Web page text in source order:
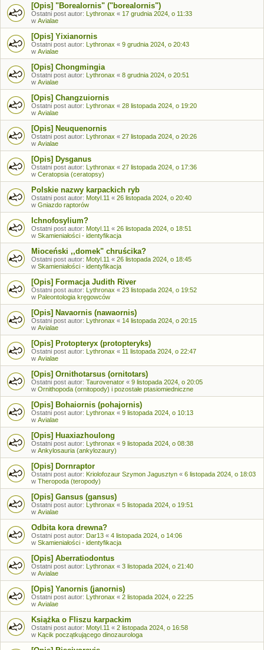
[Opis] "Borealornis" ("borealornis")
Ostatni post autor: Lythronax « 17 grudnia 2024, o 11:33
w Avialae
[Opis] Yixianornis
Ostatni post autor: Lythronax « 9 grudnia 2024, o 20:43
w Avialae
[Opis] Chongmingia
Ostatni post autor: Lythronax « 8 grudnia 2024, o 20:51
w Avialae
[Opis] Changzuiornis
Ostatni post autor: Lythronax « 28 listopada 2024, o 19:20
w Avialae
[Opis] Neuquenornis
Ostatni post autor: Lythronax « 27 listopada 2024, o 20:26
w Avialae
[Opis] Dysganus
Ostatni post autor: Lythronax « 27 listopada 2024, o 17:36
w Ceratopsia (ceratopsy)
Polskie nazwy karpackich ryb
Ostatni post autor: Motyl.11 « 26 listopada 2024, o 20:40
w Gniazdo raptorów
Ichnofosylium?
Ostatni post autor: Motyl.11 « 26 listopada 2024, o 18:51
w Skamieniałości - identyfikacja
Mioceński ,,domek" chruścika?
Ostatni post autor: Motyl.11 « 26 listopada 2024, o 18:45
w Skamieniałości - identyfikacja
[Opis] Formacja Judith River
Ostatni post autor: Lythronax « 23 listopada 2024, o 19:52
w Paleontologia kręgowców
[Opis] Navaornis (nawaornis)
Ostatni post autor: Lythronax « 14 listopada 2024, o 20:15
w Avialae
[Opis] Protopteryx (protopteryks)
Ostatni post autor: Lythronax « 11 listopada 2024, o 22:47
w Avialae
[Opis] Ornithotarsus (ornitotars)
Ostatni post autor: Taurovenator « 9 listopada 2024, o 20:05
w Ornithopoda (ornitopody) i pozostałe ptasiomiedniczne
[Opis] Bohaiornis (pohajornis)
Ostatni post autor: Lythronax « 9 listopada 2024, o 10:13
w Avialae
[Opis] Huaxiazhoulong
Ostatni post autor: Lythronax « 9 listopada 2024, o 08:38
w Ankylosauria (ankylozaury)
[Opis] Dornraptor
Ostatni post autor: Kriolofozaur Szymon Jagusztyn « 6 listopada 2024, o 18:03
w Theropoda (teropody)
[Opis] Gansus (gansus)
Ostatni post autor: Lythronax « 5 listopada 2024, o 19:51
w Avialae
Odbita kora drewna?
Ostatni post autor: Dar13 « 4 listopada 2024, o 14:06
w Skamieniałości - identyfikacja
[Opis] Aberratiodontus
Ostatni post autor: Lythronax « 3 listopada 2024, o 21:40
w Avialae
[Opis] Yanornis (janornis)
Ostatni post autor: Lythronax « 2 listopada 2024, o 22:25
w Avialae
Książka o Fliszu karpackim
Ostatni post autor: Motyl.11 « 2 listopada 2024, o 16:58
w Kącik początkującego dinozaurologa